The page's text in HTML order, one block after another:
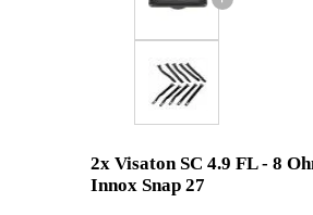
2x Visaton SC 4.9 FL - 8
Innox Snap 27